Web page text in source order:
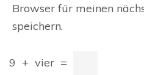
Browser für meinen
speichern.
9 + vier =